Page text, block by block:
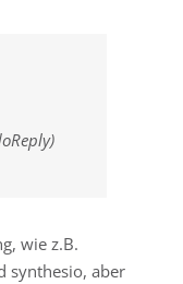
wie z.B.
synthesio, aber